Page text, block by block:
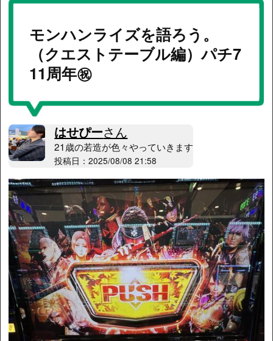
モンハンライズを語ろう。
（クエストテーブル編）パチ7
11周年㊗️
はせぴーさん
21歳の若造が色々やっていきます
投稿日：2025/08/08 21:58